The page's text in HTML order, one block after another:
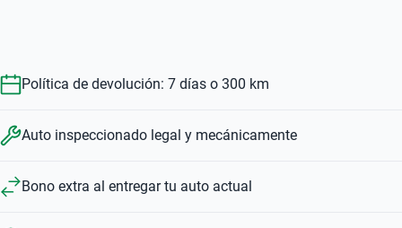
Política de devolución: 7 días o 300 km
Auto inspeccionado legal y mecánicamente
Bono extra al entregar tu auto actual